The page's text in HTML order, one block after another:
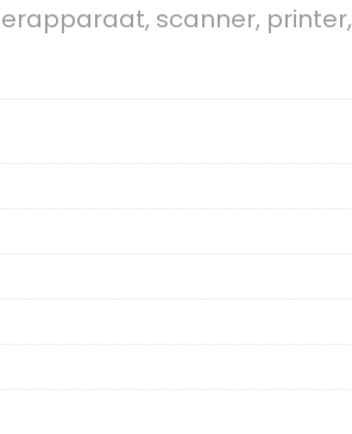
scanner, printer,